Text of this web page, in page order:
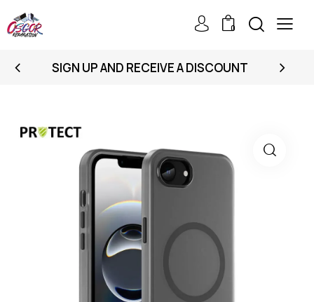
0
SIGN UP AND RECEIVE A DISCOUNT